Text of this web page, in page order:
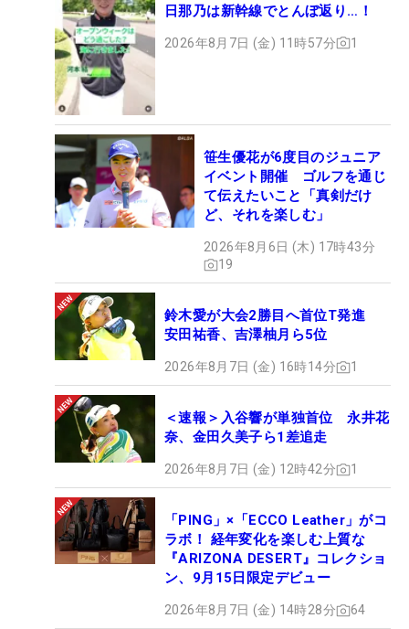
日那乃は新幹線でとんぼ返り…！
2026年8月7日 (金) 11時57分 1
笹生優花が6度目のジュニア
イベント開催 ゴルフを通じ
て伝えたいこと「真剣だけ
ど、それを楽しむ」
2026年8月6日 (木) 17時43分
19
鈴木愛が大会2勝目へ首位T発進
安田祐香、吉澤柚月ら5位
2026年8月7日 (金) 16時14分 1
＜速報＞入谷響が単独首位 永井花
奈、金田久美子ら1差追走
2026年8月7日 (金) 12時42分 1
「PING」×「ECCO Leather」がコ
ラボ！ 経年変化を楽しむ上質な
『ARIZONA DESERT』コレクショ
ン、9月15日限定デビュー
2026年8月7日 (金) 14時28分 64